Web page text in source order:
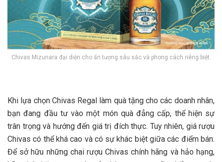
Chivas Mizunara đại diện cho ấn tượng sâu sắc và phong cách riêng biệt.
Khi lựa chọn Chivas Regal làm quà tặng cho các doanh nhân,
bạn đang đầu tư vào một món quà đẳng cấp, thể hiện sự
trân trọng và hướng đến giá trị đích thực. Tuy nhiên, giá rượu
Chivas có thể khá cao và có sự khác biệt giữa các điểm bán.
Để sở hữu những chai rượu Chivas chính hãng và hảo hạng,